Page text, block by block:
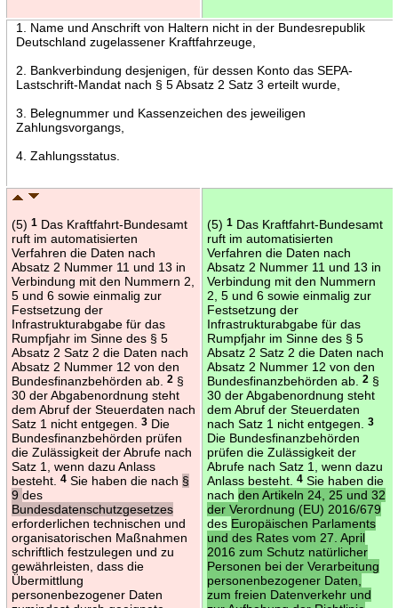
1. Name und Anschrift von Haltern nicht in der Bundesrepublik
Deutschland zugelassener Kraftfahrzeuge,
2. Bankverbindung desjenigen, für dessen Konto das SEPA-
Lastschrift-Mandat nach § 5 Absatz 2 Satz 3 erteilt wurde,
3. Belegnummer und Kassenzeichen des jeweiligen
Zahlungsvorgangs,
4. Zahlungsstatus.
(5) 1Das Kraftfahrt-Bundesamt
ruft im automatisierten
Verfahren die Daten nach
Absatz 2 Nummer 11 und 13 in
Verbindung mit den Nummern 2,
5 und 6 sowie einmalig zur
Festsetzung der
Infrastrukturabgabe für das
Rumpfjahr im Sinne des § 5
Absatz 2 Satz 2 die Daten nach
Absatz 2 Nummer 12 von den
Bundesfinanzbehörden ab.
2§
30 der Abgabenordnung steht
dem Abruf der Steuerdaten nach
Satz 1 nicht entgegen.
3Die
Bundesfinanzbehörden prüfen
die Zulässigkeit der Abrufe nach
Satz 1, wenn dazu Anlass
besteht.
4Sie haben die nach §
9 des
Bundesdatenschutzgesetzes
erforderlichen technischen und
organisatorischen Maßnahmen
schriftlich festzulegen und zu
gewährleisten, dass die
Übermittlung
personenbezogener Daten
(5) 1Das Kraftfahrt-Bundesamt
ruft im automatisierten
Verfahren die Daten nach
Absatz 2 Nummer 11 und 13 in
Verbindung mit den Nummern
2, 5 und 6 sowie einmalig zur
Festsetzung der
Infrastrukturabgabe für das
Rumpfjahr im Sinne des § 5
Absatz 2 Satz 2 die Daten nach
Absatz 2 Nummer 12 von den
Bundesfinanzbehörden ab.
2§
30 der Abgabenordnung steht
dem Abruf der Steuerdaten
nach Satz 1 nicht entgegen.
3
Die Bundesfinanzbehörden
prüfen die Zulässigkeit der
Abrufe nach Satz 1, wenn dazu
Anlass besteht.
4Sie haben die
nach den Artikeln 24, 25 und 32
der Verordnung (EU) 2016/679
des Europäischen Parlaments
und des Rates vom 27. April
2016 zum Schutz natürlicher
Personen bei der Verarbeitung
personenbezogener Daten,
zum freien Datenverkehr und